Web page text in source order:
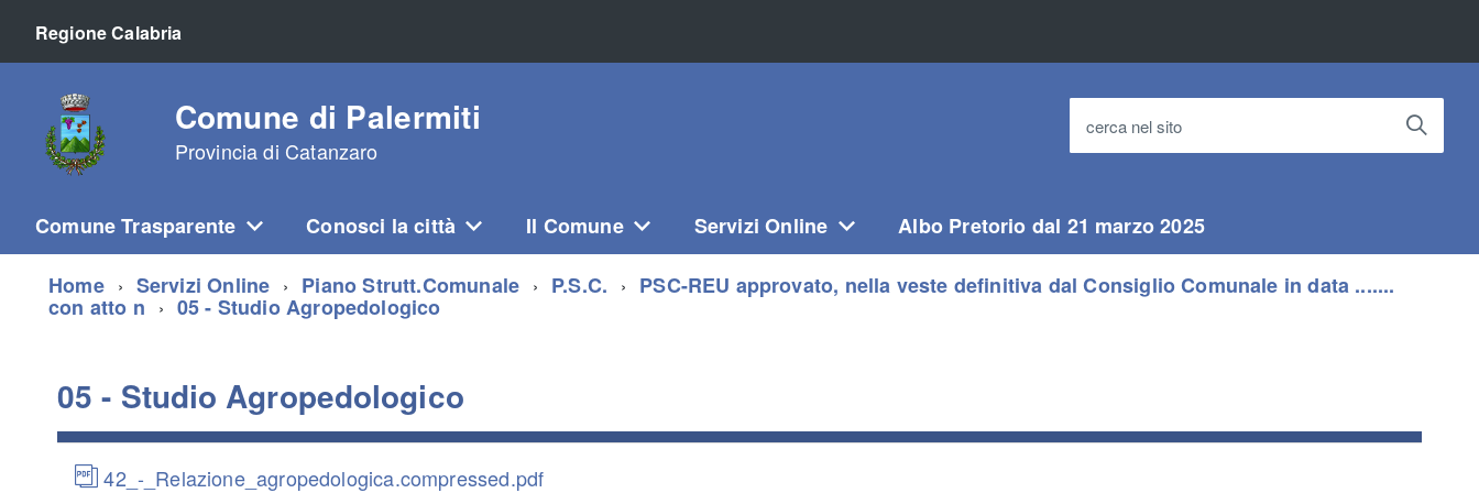
Regione Calabria
Comune di Palermiti
Provincia di Catanzaro
cerca nel sito
Comune Trasparente Conosci la città Il Comune Servizi Online Albo Pretorio dal 21 marzo 2025
Home Servizi Online Piano Strutt.Comunale P.S.C. PSC-REU approvato, nella veste definitiva dal Consiglio Comunale in data .......
con atto n 05 - Studio Agropedologico
05 - Studio Agropedologico
42_-_Relazione_agropedologica.compressed.pdf